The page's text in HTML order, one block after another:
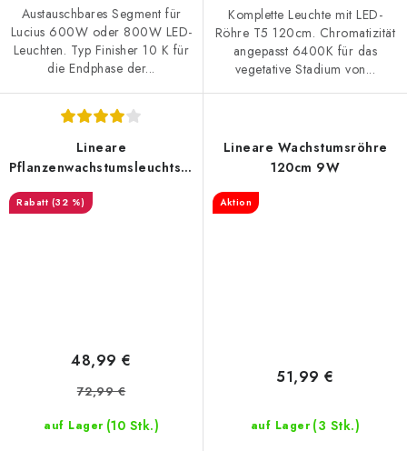
Austauschbares Segment für
Lucius 600W oder 800W LED-
Leuchten. Typ Finisher 10 K für
die Endphase der...
Komplette Leuchte mit LED-
Röhre T5 120cm. Chromatizität
angepasst 6400K für das
vegetative Stadium von...
Lineare
Pflanzenwachstumsleuchtstoffröhre
120cm 28W
(32 %)
auf Lager (10 Stk.)
48,99 €
72,99 €
Lineare Wachstumsröhre
120cm 9W
Aktion
auf Lager (3 Stk.)
51,99 €